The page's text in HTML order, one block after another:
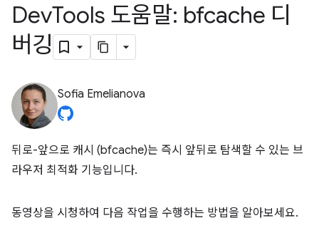
DevTools 도움말: bfcache 디
버깅
Sofia Emelianova
뒤로-앞으로 캐시 (bfcache)는 즉시 앞뒤로 탐색할 수 있는 브
라우저 최적화 기능입니다.
동영상을 시청하여 다음 작업을 수행하는 방법을 알아보세요.